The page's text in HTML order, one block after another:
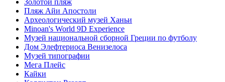
Золотой пляж
Пляж Айи Апостоли
Археологический музей Ханьи
Minoan's World 9D Experience
Музей национальной сборной Греции по футболу
Дом Элефтериоса Венизелоса
Музей типографии
Мега Плейс
Кайки